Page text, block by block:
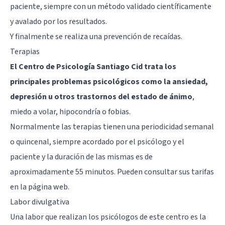
paciente, siempre con un método validado científicamente
y avalado por los resultados.
Y finalmente se realiza una prevención de recaídas.
Terapias
El Centro de Psicología Santiago Cid trata los
principales problemas psicológicos como la ansiedad,
depresión u otros trastornos del estado de ánimo,
miedo a volar, hipocondría o fobias.
Normalmente las terapias tienen una periodicidad semanal
o quincenal, siempre acordado por el psicólogo y el
paciente y la duración de las mismas es de
aproximadamente 55 minutos. Pueden consultar sus tarifas
en la página web.
Labor divulgativa
Una labor que realizan los psicólogos de este centro es la